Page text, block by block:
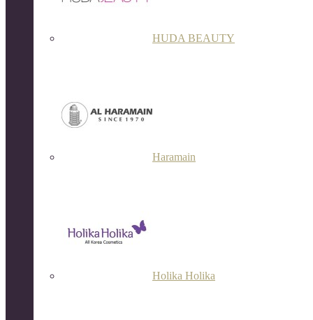
HUDA BEAUTY
Haramain
Holika Holika